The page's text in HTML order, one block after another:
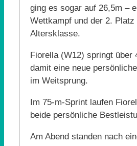
ging es sogar auf 26,5m –
Wettkampf und der 2. Platz
Altersklasse.
Fiorella (W12) springt über
damit eine neue
im Weitsprung.
Im 75‑m‑Sprint laufen
beide persönliche
Am Abend standen nach